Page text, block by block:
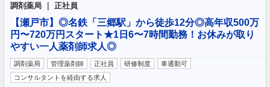
調剤薬局 ｜ 正社員
【瀬戸市】◎名鉄「三郷駅」から徒歩12分◎高年収500万
円〜720万円スタート★1日6〜7時間勤務！お休みが取り
やすい一人薬剤師求人◎
調剤薬局 管理薬剤師 正社員 研修制度
車通勤可
コンサルタントを経由する求人